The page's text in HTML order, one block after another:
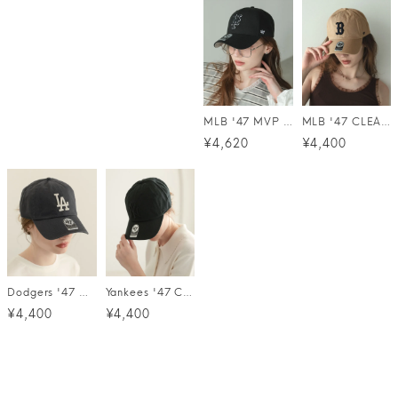
MLB '47 MVP (MLB '47 エムブイピー) / 11カラー
¥4,620
MLB '47 CLEAN UP ('47 クリーンナップ MLB) / 16カラー メール便
¥4,400
Dodgers '47 CLEAN UP ('47 クリーンナップ ロサンゼルス・ドジャース) / 19カラー メール便
¥4,400
Yankees '47 CLEAN UP ('47 クリーンナップ ニューヨーク・ヤンキース) / 26カラー メール便
¥4,400